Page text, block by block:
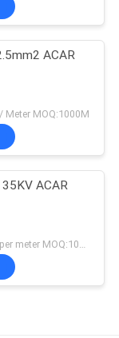
ACAR
Meter MOQ:1000M
ACAR